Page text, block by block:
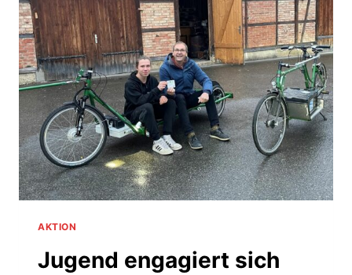
SOZIOKRATIE
SEMINAR
IM
JUFO
AKTION
Jugend engagiert sich